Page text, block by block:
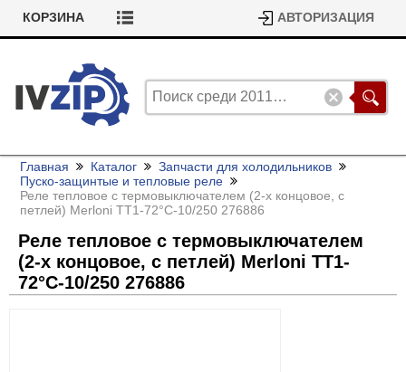
КОРЗИНА АВТОРИЗАЦИЯ
Главная Каталог
Запчасти для холодильников
Пуско-защинтые и тепловые реле
Реле тепловое с термовыключателем (2-х концовое, с
петлей) Merloni ТТ1-72°C-10/250 276886
Реле тепловое с термовыключателем
(2-х концовое, с петлей) Merloni ТТ1-
72°C-10/250 276886